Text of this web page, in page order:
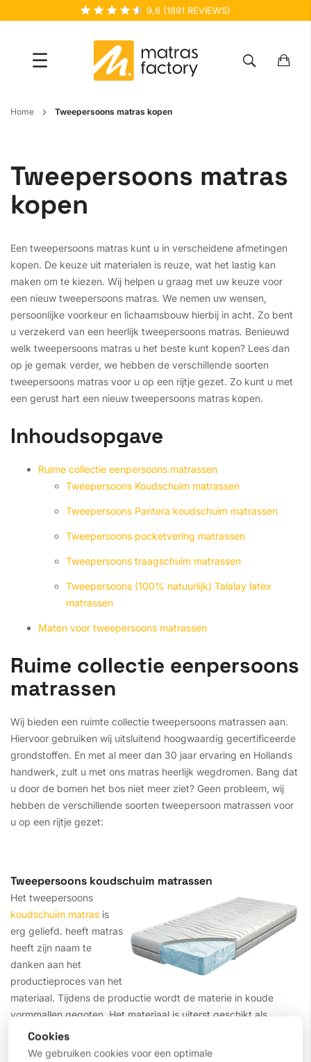
Cookies
We gebruiken cookies voor een optimale
9,6 (1891 REVIEWS)
☰
Ga
Home Tweepersoons matras kopen
Tweepersoons matras
kopen
Een tweepersoons matras kunt u in verscheidene afmetingen
kopen. De keuze uit materialen is reuze, wat het lastig kan
maken om te kiezen. Wij helpen u graag met uw keuze voor
een nieuw tweepersoons matras. We nemen uw wensen,
persoonlijke voorkeur en lichaamsbouw hierbij in acht. Zo bent
u verzekerd van een heerlijk tweepersoons matras. Benieuwd
welk tweepersoons matras u het beste kunt kopen? Lees dan
op je gemak verder, we hebben de verschillende soorten
tweepersoons matras voor u op een rijtje gezet. Zo kunt u met
een gerust hart een nieuw tweepersoons matras kopen.
Inhoudsopgave
Ruime collectie eenpersoons matrassen
Tweepersoons Koudschuim matrassen
Tweepersoons Pantera koudschuim matrassen
Tweepersoons pocketvering matrassen
Tweepersoons traagschuim matrassen
Tweepersoons (100% natuurlijk) Talalay latex
matrassen
Maten voor tweepersoons matrassen
Ruime collectie eenpersoons
matrassen
Wij bieden een ruimte collectie tweepersoons matrassen aan.
Hiervoor gebruiken wij uitsluitend hoogwaardig gecertificeerde
grondstoffen. En met al meer dan 30 jaar ervaring en Hollands
handwerk, zult u met ons matras heerlijk wegdromen. Bang dat
u door de bomen het bos niet meer ziet? Geen probleem, wij
hebben de verschillende soorten tweepersoon matrassen voor
u op een rijtje gezet:
Tweepersoons koudschuim matrassen
Het tweepersoons
koudschuim matras is
erg geliefd. heeft matras
heeft zijn naam te
danken aan het
productieproces van het
materiaal. Tijdens de productie wordt de materie in koude
vormmallen gegoten. Het materiaal is uiterst geschikt als
kernmateriaal voor een tweepersoons matras. Hierbij is het wel
belangrijk dat de kwaliteit van het schuim goed is, wat nogal